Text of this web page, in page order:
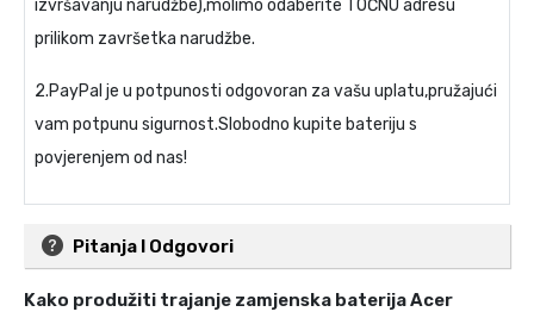
izvršavanju narudžbe),molimo odaberite TOČNU adresu
prilikom završetka narudžbe.
2.PayPal je u potpunosti odgovoran za vašu uplatu,pružajući
vam potpunu sigurnost.Slobodno kupite bateriju s
povjerenjem od nas!
Pitanja I Odgovori
Kako produžiti trajanje zamjenska baterija Acer